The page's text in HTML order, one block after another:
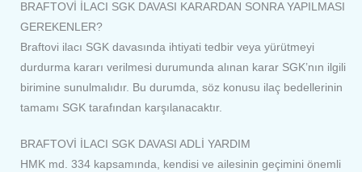
BRAFTOVİ İLACI SGK DAVASI KARARDAN SONRA YAPILMASI
GEREKENLER?
Braftovi ilacı SGK davasında ihtiyati tedbir veya yürütmeyi
durdurma kararı verilmesi durumunda alınan karar SGK’nın ilgili
birimine sunulmalıdır. Bu durumda, söz konusu ilaç bedellerinin
tamamı SGK tarafından karşılanacaktır.
BRAFTOVİ İLACI SGK DAVASI ADLİ YARDIM
HMK md. 334 kapsamında, kendisi ve ailesinin geçimini önemli